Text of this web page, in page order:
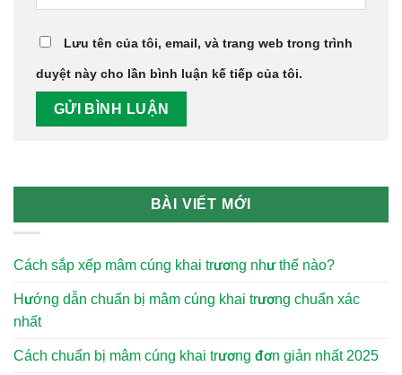
Lưu tên của tôi, email, và trang web trong trình
duyệt này cho lần bình luận kế tiếp của tôi.
BÀI VIẾT MỚI
Cách sắp xếp mâm cúng khai trương như thế nào?
Hướng dẫn chuẩn bị mâm cúng khai trương chuẩn xác
nhất
Cách chuẩn bị mâm cúng khai trương đơn giản nhất 2025